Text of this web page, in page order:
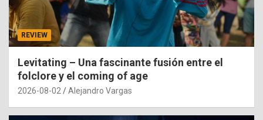
REVIEW
Levitating – Una fascinante fusión entre el
folclore y el coming of age
2026-08-02 Alejandro Vargas